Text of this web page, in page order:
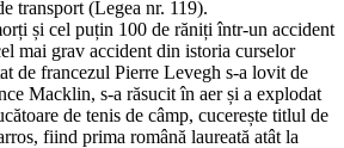
transport (Legea nr. 119).
și cel puțin 100 de răniți într-un accident
mai grav accident din istoria curselor
de francezul Pierre Levegh s-a lovit de
Macklin, s-a răsucit în aer și a explodat
de tenis de câmp, cucerește titlul de
fiind prima română laureată atât la